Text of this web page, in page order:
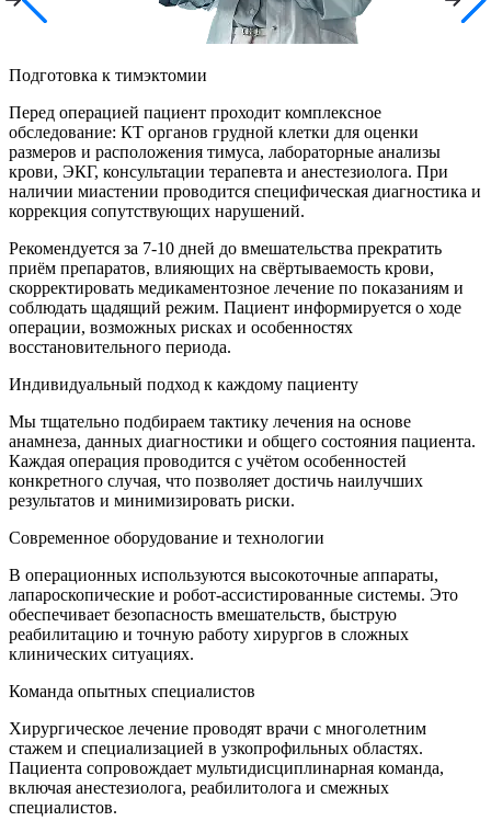
Подготовка к тимэктомии
Перед операцией пациент проходит комплексное
обследование: КТ органов грудной клетки для оценки
размеров и расположения тимуса, лабораторные анализы
крови, ЭКГ, консультации терапевта и анестезиолога. При
наличии миастении проводится специфическая диагностика и
коррекция сопутствующих нарушений.
Рекомендуется за 7-10 дней до вмешательства прекратить
приём препаратов, влияющих на свёртываемость крови,
скорректировать медикаментозное лечение по показаниям и
соблюдать щадящий режим. Пациент информируется о ходе
операции, возможных рисках и особенностях
восстановительного периода.
Индивидуальный подход к каждому пациенту
Мы тщательно подбираем тактику лечения на основе
анамнеза, данных диагностики и общего состояния пациента.
Каждая операция проводится с учётом особенностей
конкретного случая, что позволяет достичь наилучших
результатов и минимизировать риски.
Современное оборудование и технологии
В операционных используются высокоточные аппараты,
лапароскопические и робот-ассистированные системы. Это
обеспечивает безопасность вмешательств, быструю
реабилитацию и точную работу хирургов в сложных
клинических ситуациях.
Команда опытных специалистов
Хирургическое лечение проводят врачи с многолетним
стажем и специализацией в узкопрофильных областях.
Пациента сопровождает мультидисциплинарная команда,
включая анестезиолога, реабилитолога и смежных
специалистов.